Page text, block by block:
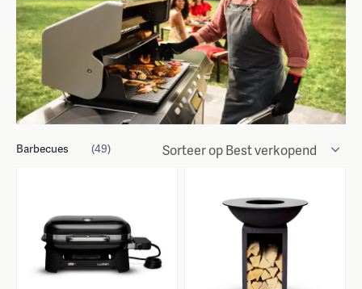
Kleuren
Prijs
Barbecues (49)